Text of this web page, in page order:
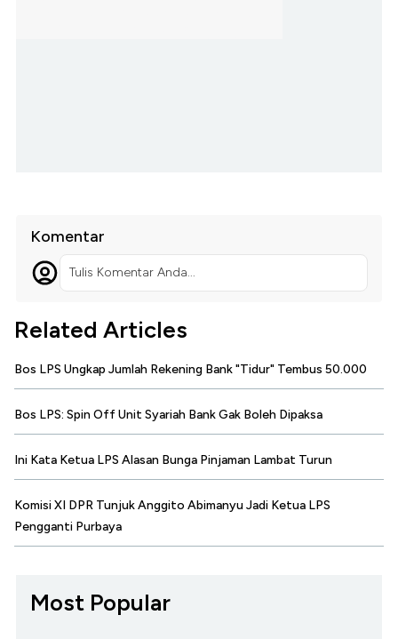
Komentar
Tulis Komentar Anda...
Related Articles
Bos LPS Ungkap Jumlah Rekening Bank "Tidur" Tembus 50.000
Bos LPS: Spin Off Unit Syariah Bank Gak Boleh Dipaksa
Ini Kata Ketua LPS Alasan Bunga Pinjaman Lambat Turun
Komisi XI DPR Tunjuk Anggito Abimanyu Jadi Ketua LPS
Pengganti Purbaya
Most Popular